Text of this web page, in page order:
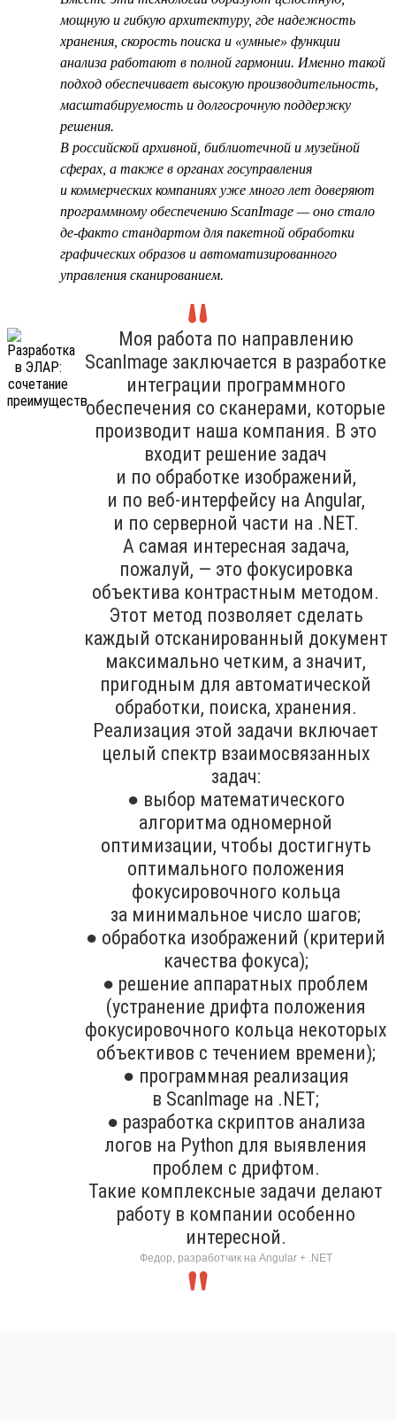
мощную и гибкую архитектуру, где надежность
хранения, скорость поиска и «умные» функции
анализа работают в полной гармонии. Именно такой
подход обеспечивает высокую производительность,
масштабируемость и долгосрочную поддержку
решения.
В российской архивной, библиотечной и музейной
сферах, а также в органах госуправления
и коммерческих компаниях уже много лет доверяют
программному обеспечению ScanImage — оно стало
де-факто стандартом для пакетной обработки
графических образов и автоматизированного
управления сканированием.
Моя работа по направлению
ScanImage заключается в разработке
интеграции программного
обеспечения со сканерами, которые
производит наша компания. В это
входит решение задач
и по обработке изображений,
и по веб-интерфейсу на Angular,
и по серверной части на .NET.
А самая интересная задача,
пожалуй, — это фокусировка
объектива контрастным методом.
Этот метод позволяет сделать
каждый отсканированный документ
максимально четким, а значит,
пригодным для автоматической
обработки, поиска, хранения.
Реализация этой задачи включает
целый спектр взаимосвязанных
задач:
● выбор математического
алгоритма одномерной
оптимизации, чтобы достигнуть
оптимального положения
фокусировочного кольца
за минимальное число шагов;
● обработка изображений (критерий
качества фокуса);
● решение аппаратных проблем
(устранение дрифта положения
фокусировочного кольца некоторых
объективов с течением времени);
● программная реализация
в ScanImage на .NET;
● разработка скриптов анализа
логов на Python для выявления
проблем с дрифтом.
Такие комплексные задачи делают
работу в компании особенно
интересной.
Федор, разработчик на Angular + .NET